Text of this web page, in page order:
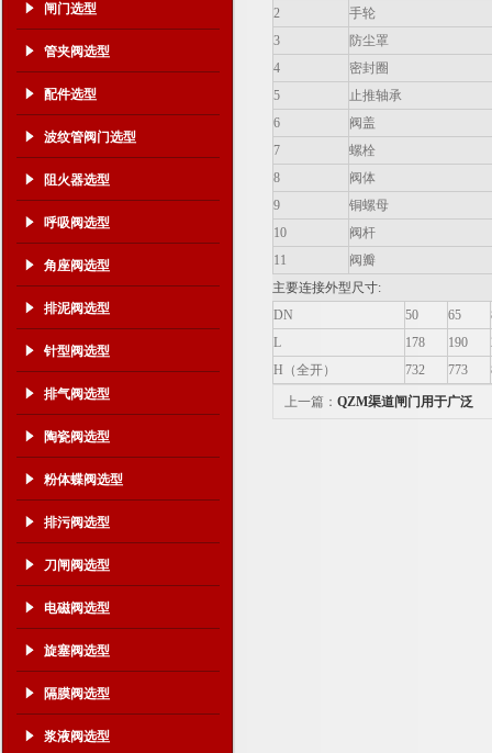
闸门选型
管夹阀选型
配件选型
波纹管阀门选型
阻火器选型
呼吸阀选型
角座阀选型
排泥阀选型
针型阀选型
排气阀选型
陶瓷阀选型
粉体蝶阀选型
排污阀选型
刀闸阀选型
电磁阀选型
旋塞阀选型
隔膜阀选型
浆液阀选型
2
手轮
3
防尘罩
4
密封圈
5
止推轴承
6
阀盖
7
螺栓
8
阀体
9
铜螺母
10
阀杆
11
阀瓣
主要连接外型尺寸:
DN
50 65
L
178 190
H（全开）
732 773
上一篇： QZM渠道闸门用于广泛